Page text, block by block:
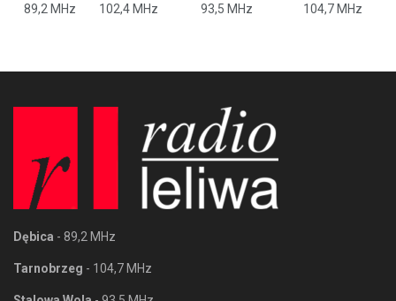
89,2 MHz
102,4 MHz 93,5 MHz 104,7 MHz
Dębica - 89,2 MHz
Tarnobrzeg - 104,7 MHz